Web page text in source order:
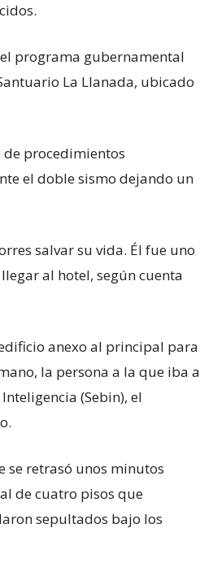
programa gubernamental
La Llanada, ubicado
procedimientos
el doble sismo dejando un
salvar su vida. Él fue uno
al hotel, según cuenta
anexo al principal para
la persona a la que iba a
(Sebin), el
se retrasó unos minutos
de cuatro pisos que
sepultados bajo los